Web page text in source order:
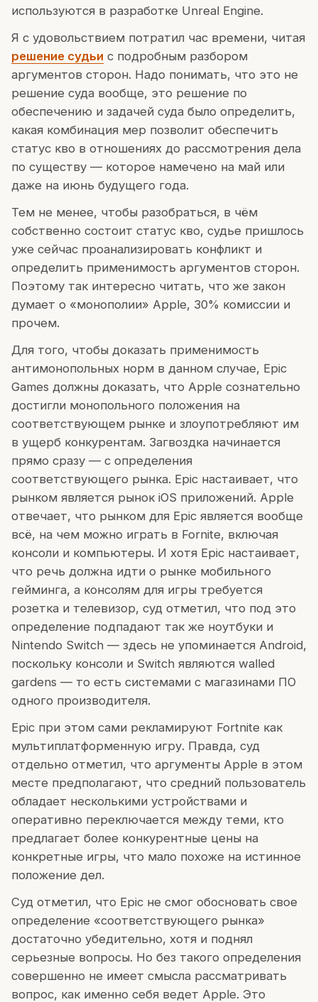
используются в разработке Unreal Engine.
Я с удовольствием потратил час времени, читая
решение судьи с подробным разбором
аргументов сторон. Надо понимать, что это не
решение суда вообще, это решение по
обеспечению и задачей суда было определить,
какая комбинация мер позволит обеспечить
статус кво в отношениях до рассмотрения дела
по существу — которое намечено на май или
даже на июнь будущего года.
Тем не менее, чтобы разобраться, в чём
собственно состоит статус кво, судье пришлось
уже сейчас проанализировать конфликт и
определить применимость аргументов сторон.
Поэтому так интересно читать, что же закон
думает о «монополии» Apple, 30% комиссии и
прочем.
Для того, чтобы доказать применимость
антимонопольных норм в данном случае, Epic
Games должны доказать, что Apple сознательно
достигли монопольного положения на
соответствующем рынке и злоупотребляют им
в ущерб конкурентам. Загвоздка начинается
прямо сразу — с определения
соответствующего рынка. Epic настаивает, что
рынком является рынок iOS приложений. Apple
отвечает, что рынком для Epic является вообще
всё, на чем можно играть в Fornite, включая
консоли и компьютеры. И хотя Epic настаивает,
что речь должна идти о рынке мобильного
гейминга, а консолям для игры требуется
розетка и телевизор, суд отметил, что под это
определение подпадают так же ноутбуки и
Nintendo Switch — здесь не упоминается Android,
поскольку консоли и Switch являются walled
gardens — то есть системами с магазинами ПО
одного производителя.
Epic при этом сами рекламируют Fortnite как
мультиплатформенную игру. Правда, суд
отдельно отметил, что аргументы Apple в этом
месте предполагают, что средний пользователь
обладает несколькими устройствами и
оперативно переключается между теми, кто
предлагает более конкурентные цены на
конкретные игры, что мало похоже на истинное
положение дел.
Суд отметил, что Epic не смог обосновать свое
определение «соответствующего рынка»
достаточно убедительно, хотя и поднял
серьезные вопросы. Но без такого определения
совершенно не имеет смысла рассматривать
вопрос, как именно себя ведет Apple. Это